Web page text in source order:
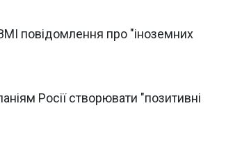
повідомлення про "іноземних
Росії створювати "позитивні